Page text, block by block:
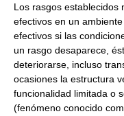
Los rasgos establecidos
efectivos en un
efectivos si las
un rasgo desaparece,
deteriorarse, incluso
ocasiones la estructura
funcionalidad limitada o
(fenómeno conocido